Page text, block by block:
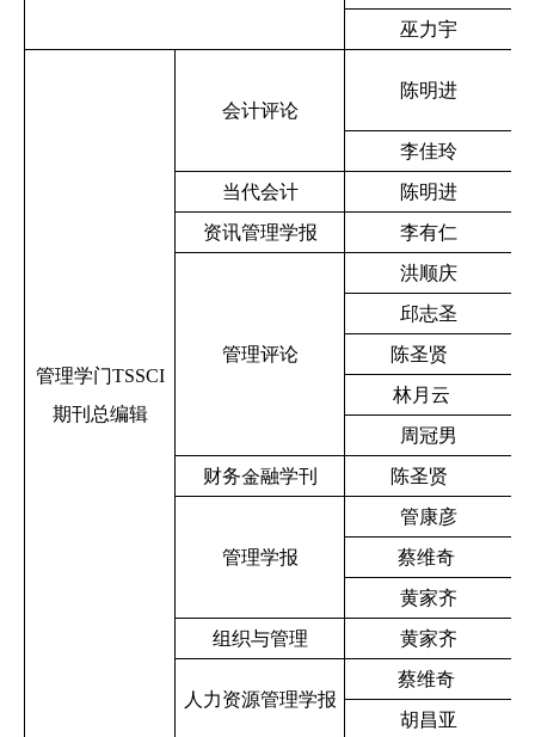
巫力宇
管理学门TSSCI
期刊总编辑
会计评论
陈明进
李佳玲
当代会计
陈明进
资讯管理学报
李有仁
管理评论
洪顺庆
邱志圣
陈圣贤
林月云
周冠男
财务金融学刊
陈圣贤
管理学报
管康彦
蔡维奇
黄家齐
组织与管理
黄家齐
人力资源管理学报
蔡维奇
胡昌亚